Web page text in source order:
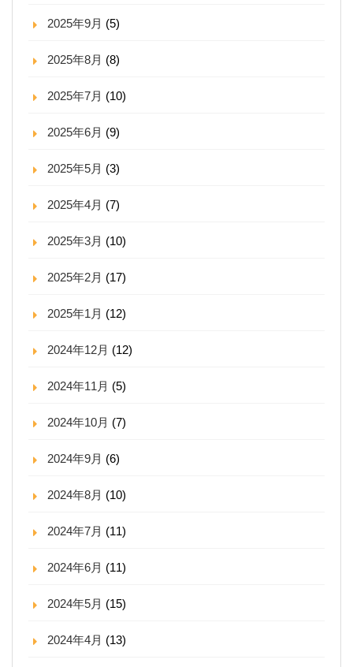
2025年9月 (5)
2025年8月 (8)
2025年7月 (10)
2025年6月 (9)
2025年5月 (3)
2025年4月 (7)
2025年3月 (10)
2025年2月 (17)
2025年1月 (12)
2024年12月 (12)
2024年11月 (5)
2024年10月 (7)
2024年9月 (6)
2024年8月 (10)
2024年7月 (11)
2024年6月 (11)
2024年5月 (15)
2024年4月 (13)